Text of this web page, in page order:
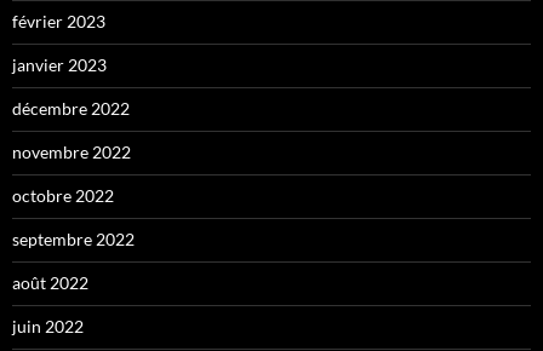
février 2023
janvier 2023
décembre 2022
novembre 2022
octobre 2022
septembre 2022
août 2022
juin 2022